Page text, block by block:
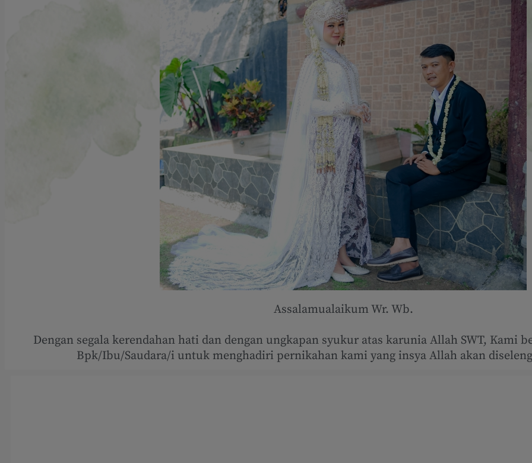
Assalamualaikum Wr. Wb.
Dengan segala kerendahan hati dan dengan ungkapan syukur atas karunia Allah SWT, Kami
Bpk/Ibu/Saudara/i untuk menghadiri pernikahan kami yang insya Allah akan